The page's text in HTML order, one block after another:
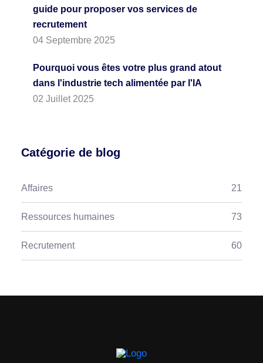
guide pour proposer vos services de
recrutement
04 Septembre 2025
Pourquoi vous êtes votre plus grand atout
dans l'industrie tech alimentée par l'IA
02 Juillet 2025
Catégorie de blog
Affaires 21
Ressources humaines 73
Recrutement 60